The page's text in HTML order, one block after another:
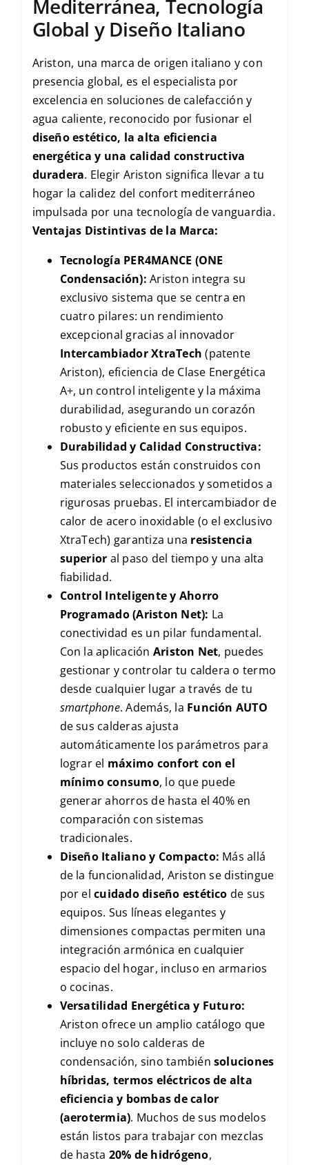
Mediterránea, Tecnología
Global y Diseño Italiano
Ariston, una marca de origen italiano y con
presencia global, es el especialista por
excelencia en soluciones de calefacción y
agua caliente, reconocido por fusionar el
diseño estético, la alta eficiencia
energética y una calidad constructiva
duradera. Elegir Ariston significa llevar a tu
hogar la calidez del confort mediterráneo
impulsada por una tecnología de vanguardia.
Ventajas Distintivas de la Marca:
Tecnología PER4MANCE (ONE
Condensación): Ariston integra su
exclusivo sistema que se centra en
cuatro pilares: un rendimiento
excepcional gracias al innovador
Intercambiador XtraTech (patente
Ariston), eficiencia de Clase Energética
A+, un control inteligente y la máxima
durabilidad, asegurando un corazón
robusto y eficiente en sus equipos.
Durabilidad y Calidad Constructiva:
Sus productos están construidos con
materiales seleccionados y sometidos a
rigurosas pruebas. El intercambiador de
calor de acero inoxidable (o el exclusivo
XtraTech) garantiza una resistencia
superior al paso del tiempo y una alta
fiabilidad.
Control Inteligente y Ahorro
Programado (Ariston Net): La
conectividad es un pilar fundamental.
Con la aplicación Ariston Net, puedes
gestionar y controlar tu caldera o termo
desde cualquier lugar a través de tu
smartphone. Además, la Función AUTO
de sus calderas ajusta
automáticamente los parámetros para
lograr el máximo confort con el
mínimo consumo, lo que puede
generar ahorros de hasta el 40% en
comparación con sistemas
tradicionales.
Diseño Italiano y Compacto: Más allá
de la funcionalidad, Ariston se distingue
por elcuidado diseño estético de sus
equipos. Sus líneas elegantes y
dimensiones compactas permiten una
integración armónica en cualquier
espacio del hogar, incluso en armarios
o cocinas.
Versatilidad Energética y Futuro:
Ariston ofrece un amplio catálogo que
incluye no solo calderas de
condensación, sino también soluciones
híbridas, termos eléctricos de alta
eficiencia y bombas de calor
(aerotermia). Muchos de sus modelos
están listos para trabajar con mezclas
de hasta 20% de hidrógeno,